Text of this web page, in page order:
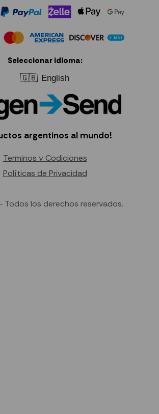
Seleccionar idioma:
🇬🇧 English
argentinos al mundo!
Terminos y Codiciones
Políticas de Privacidad
Todos los derechos reservados.